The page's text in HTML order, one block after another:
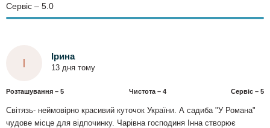
Сервіс – 5.0
І Ірина
13 дня тому
Розташування – 5 Чистота – 4 Сервіс – 5
Світязь- неймовірно красивий куточок України. А садиба "У Романа"
чудове місце для відпочинку. Чарівна господиня Інна створює